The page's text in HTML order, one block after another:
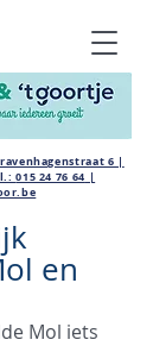
6 |
015 24 76 64 |
en
Mol iets